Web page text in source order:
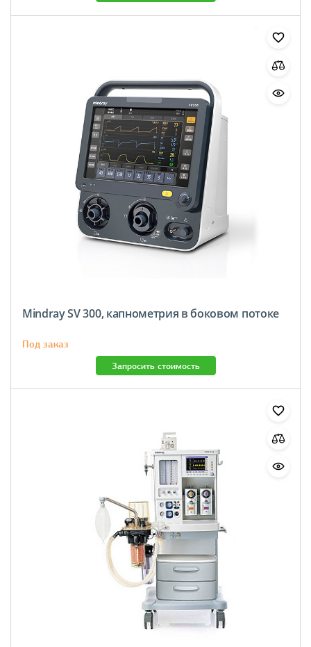
Mindray SV 300, капнометрия в боковом потоке
Под заказ
Запросить стоимость